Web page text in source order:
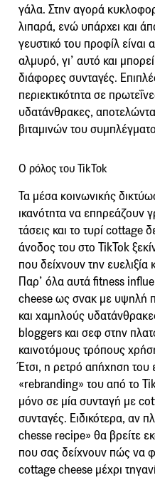
γάλα. Στην αγορά
λιπαρά, ενώ υπάρχει και
γευστικό του προφίλ
αλμυρό, γι’ αυτό και
διάφορες συνταγές.
περιεκτικότητα σε
υδατάνθρακες,
βιταμινών του
Ο ρόλος του TikTok
Τα μέσα κοινωνικής
ικανότητα να επηρεάζουν
τάσεις και το τυρί cottage
άνοδος του στο TikTok
που δείχνουν την ευελιξία
Παρ’ όλα αυτά fitness
cheese ως σνακ με υψηλή
και χαμηλούς
bloggers και σεφ στην
καινοτόμους τρόπους
Έτσι, η ρετρό απήχηση του
«rebranding» του από το
μόνο σε μία συνταγή με
συνταγές. Ειδικότερα, αν
chesse recipe» θα βρείτε
που σας δείχνουν πώς να
cottage cheese μέχρι